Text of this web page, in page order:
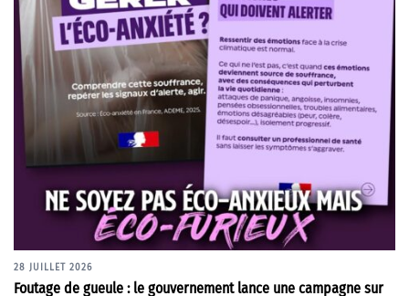
28 JUILLET 2026
Foutage de gueule : le gouvernement lance une campagne sur